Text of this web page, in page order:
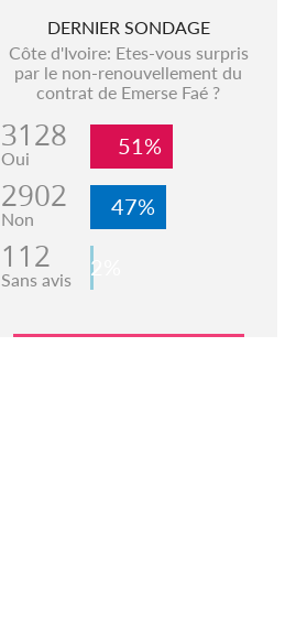
DERNIER SONDAGE
Côte d'Ivoire: Etes-vous surpris
par le non-renouvellement du
contrat de Emerse Faé ?
3128
Oui 51%
2902
Non 47%
112
Sans avis 2%